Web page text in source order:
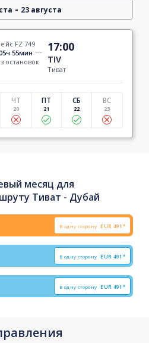
- 23 августа
FZ 749
55мин
остановок
17:00
TIV
Тиват
ЧТ
20
ПТ
21
СБ
22
ВС
23
месяц для
Тиват - Дубай
В одну сторону EUR 491*
В одну сторону EUR 491*
В одну сторону EUR 491*